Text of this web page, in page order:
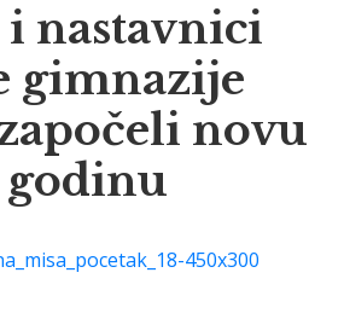
nastavnici
gimnazije
novu
godinu